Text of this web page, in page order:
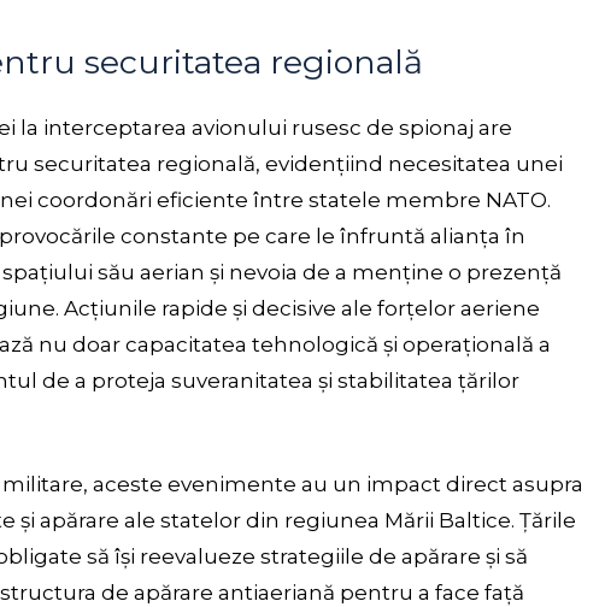
securitatea regională
la interceptarea avionului rusesc de spionaj are
securitatea regională, evidențiind necesitatea unei
coordonări eficiente între statele membre NATO.
constante pe care le înfruntă alianța în
său aerian și nevoia de a menține o prezență
Acțiunile rapide și decisive ale forțelor aeriene
nu doar capacitatea tehnologică și operațională a
de a proteja suveranitatea și stabilitatea țărilor
aceste evenimente au un impact direct asupra
și apărare ale statelor din regiunea Mării Baltice. Țările
să își reevalueze strategiile de apărare și să
de apărare antiaeriană pentru a face față